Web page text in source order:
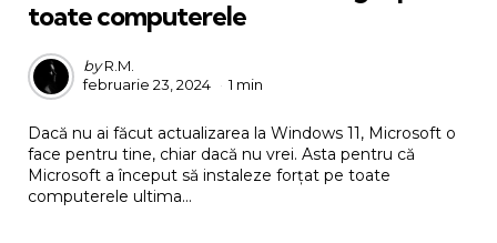
toate computerele
Posted
by
by R.M.
februarie 23, 2024
1 min
Dacă nu ai făcut actualizarea la Windows 11, Microsoft o
face pentru tine, chiar dacă nu vrei. Asta pentru că
Microsoft a început să instaleze forțat pe toate
computerele ultima...